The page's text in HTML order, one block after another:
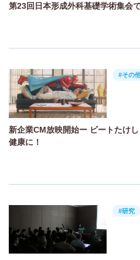
第23回日本形成外科基礎学術集会
#その
新企業CM放映開始ー ビートたけ
健康に！
#研究